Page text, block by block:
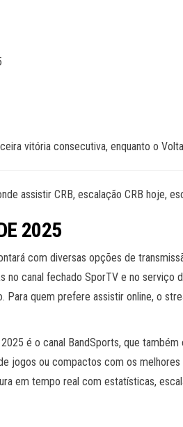
vitória consecutiva, enquanto o
assistir CRB, escalação CRB hoje,
2025
com diversas opções de
no canal fechado SporTV e no
Para quem prefere assistir online, o
é o canal BandSports, que
jogos ou compactos com os
em tempo real com estatísticas,